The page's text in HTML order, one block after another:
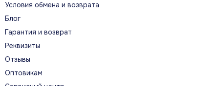
О МОДЕЛИ
Тренируйтесь точнее
тренировок и восстановления, спортивные функции
и официальные материалы модели.
Условия обмена и возврата
Блог
Гарантия и возврат
Реквизиты
Отзывы
Оптовикам